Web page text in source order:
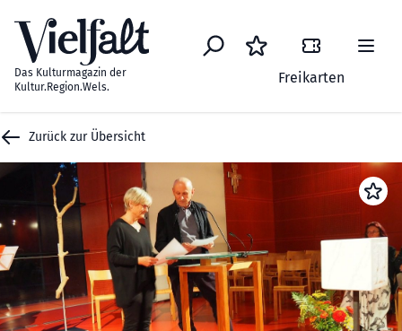
Das Kulturmagazin der
Kultur.Region.Wels.
Freikarten
Zurück zur Übersicht